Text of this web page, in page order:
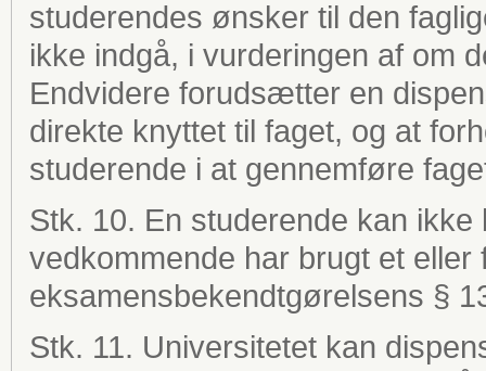
studerendes ønsker til den
ikke indgå, i vurderingen af om
Endvidere forudsætter en
direkte knyttet til faget, og at
studerende i at gennemføre
Stk. 10. En studerende kan
vedkommende har brugt et
eksamensbekendtgørelsens §
Stk. 11. Universitetet kan